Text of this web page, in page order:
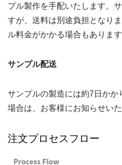
プル製作を手配いたします。
すが、送料は別途負担となり
ル料金がかかる場合もあります
サンプル配送
サンプルの製造には約7日かか
場合は、お客様にお知らせいた
注文プロセスフロー